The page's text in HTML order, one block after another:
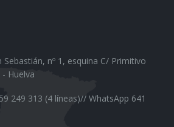
Sebastián, nº 1, esquina C/ Primitivo
Huelva
249 313 (4 líneas)// WhatsApp 641